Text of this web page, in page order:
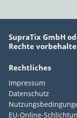
SupraTix GmbH
Rechte
Rechtliches
Impressum
Datenschutz
EU-Online-